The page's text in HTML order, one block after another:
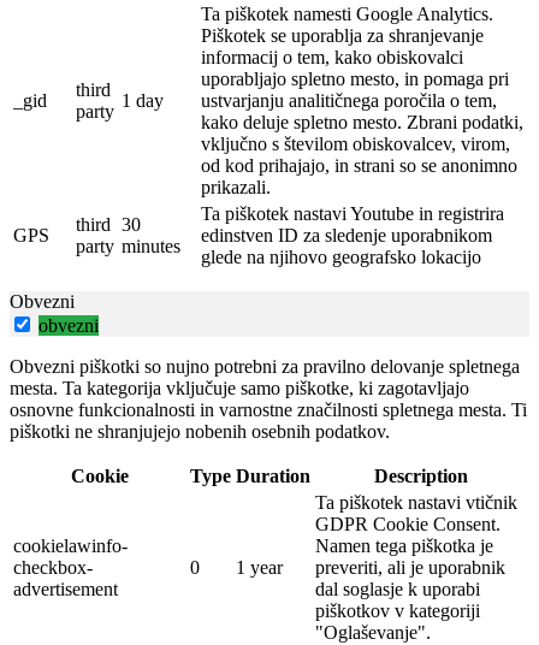
_gid
third
party
1 day
Ta piškotek namesti Google Analytics.
Piškotek se uporablja za shranjevanje
informacij o tem, kako obiskovalci
uporabljajo spletno mesto, in pomaga pri
ustvarjanju analitičnega poročila o tem,
kako deluje spletno mesto. Zbrani podatki,
vključno s številom obiskovalcev, virom,
od kod prihajajo, in strani so se anonimno
prikazali.
GPS
third
party
30
minutes
Ta piškotek nastavi Youtube in registrira
edinstven ID za sledenje uporabnikom
glede na njihovo geografsko lokacijo
Obvezni
obvezni
Obvezni piškotki so nujno potrebni za pravilno delovanje spletnega
mesta. Ta kategorija vključuje samo piškotke, ki zagotavljajo
osnovne funkcionalnosti in varnostne značilnosti spletnega mesta. Ti
piškotki ne shranjujejo nobenih osebnih podatkov.
Cookie Type Duration Description
cookielawinfo-
checkbox-
advertisement
0 1 year
Ta piškotek nastavi vtičnik
GDPR Cookie Consent.
Namen tega piškotka je
preveriti, ali je uporabnik
dal soglasje k uporabi
piškotkov v kategoriji
"Oglaševanje".